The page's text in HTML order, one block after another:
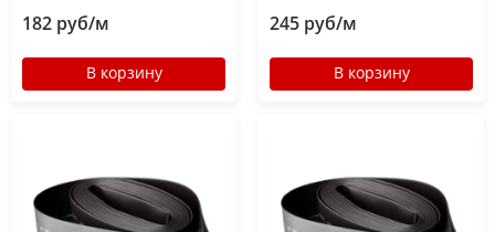
182 руб/м
В корзину
245 руб/м
В корзину